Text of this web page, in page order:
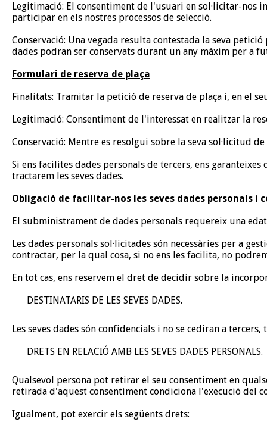
Legitimació: El consentiment de l'usuari en sol·licitar-nos
participar en els nostres processos de selecció.
Conservació: Una vegada resulta contestada la seva
dades podran ser conservats durant un any màxim per a
Formulari de reserva de plaça
Finalitats: Tramitar la petició de reserva de plaça i, en el
Legitimació: Consentiment de l'interessat en realitzar la
Conservació: Mentre es resolgui sobre la seva sol·licitud
Si ens facilites dades personals de tercers, ens
tractarem les seves dades.
Obligació de facilitar-nos les seves dades personals i
El subministrament de dades personals requereix una
Les dades personals sol·licitades són necessàries per a
contractar, per la qual cosa, si no ens les facilita, no
En tot cas, ens reservem el dret de decidir sobre la
DESTINATARIS DE LES SEVES DADES.
Les seves dades són confidencials i no se cediran a
DRETS EN RELACIÓ AMB LES SEVES DADES PERSONALS.
Qualsevol persona pot retirar el seu consentiment en
retirada d'aquest consentiment condiciona l'execució del
Igualment, pot exercir els següents drets: